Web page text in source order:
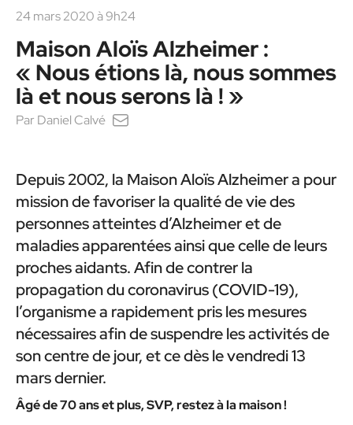
24 mars 2020 à 9h24
Maison Aloïs Alzheimer :
« Nous étions là, nous sommes
là et nous serons là ! »
Par Daniel Calvé
Depuis 2002, la Maison Aloïs Alzheimer a pour
mission de favoriser la qualité de vie des
personnes atteintes d’Alzheimer et de
maladies apparentées ainsi que celle de leurs
proches aidants. Afin de contrer la
propagation du coronavirus (COVID-19),
l’organisme a rapidement pris les mesures
nécessaires afin de suspendre les activités de
son centre de jour, et ce dès le vendredi 13
mars dernier.
Âgé de 70 ans et plus, SVP, restez à la maison !